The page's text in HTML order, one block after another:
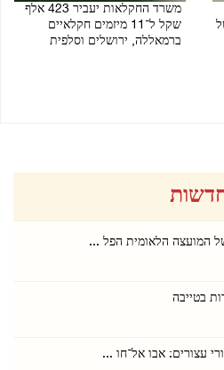
משרד החקלאות יעביר 423 אלף
שקל ל־11 מיזמים חקלאיים
ברמאללה, ירושלים וסלפית
המועצה הלאומית הפל ...
בטייבה
עצורים: אבו אל־חו ...